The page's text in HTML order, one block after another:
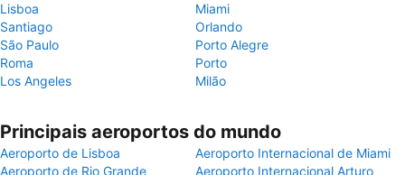
Lisboa
Miami
Santiago
Orlando
São Paulo
Porto Alegre
Roma
Porto
Los Angeles
Milão
Principais aeroportos do mundo
Aeroporto de Lisboa
Aeroporto Internacional de Miami
Aeroporto de Rio Grande
Aeroporto Internacional Arturo